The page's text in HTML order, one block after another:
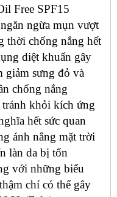
Free SPF15
ngừa mụn vượt
thời chống nắng hết
diệt khuẩn gây
giảm sưng đỏ và
chống nắng
khỏi kích ứng
hết sức quan
ánh nắng mặt trời
làn da bị tổn
với những biểu
chí có thể gây